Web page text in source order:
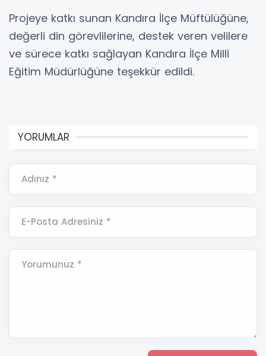
Projeye katkı sunan Kandıra İlçe Müftülüğüne,
değerli din görevlilerine, destek veren velilere
ve sürece katkı sağlayan Kandıra İlçe Milli
Eğitim Müdürlüğüne teşekkür edildi.
YORUMLAR
Adınız *
E-Posta Adresiniz *
Yorumunuz *